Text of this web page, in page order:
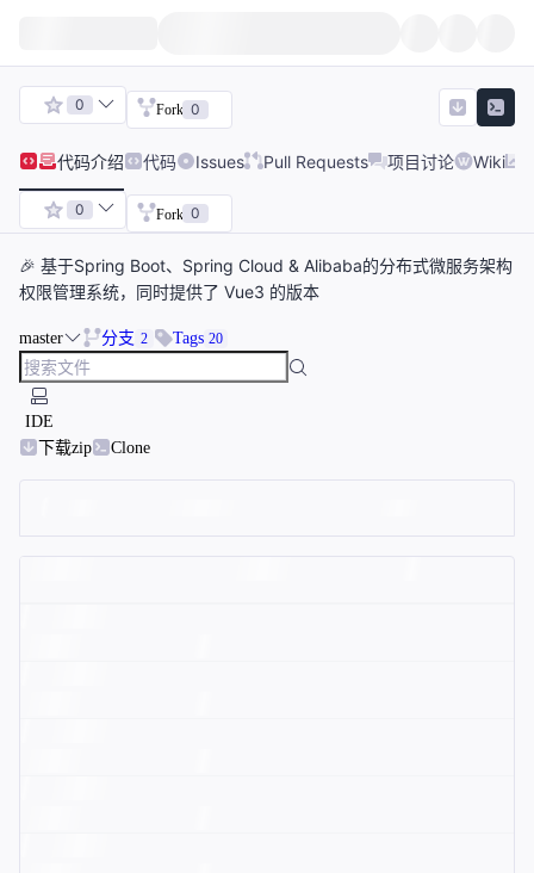
0 Fork 0
代码介绍 代码 Issues Pull Requests 项目讨论 Wiki
0 Fork 0
🎉 基于Spring Boot、Spring Cloud & Alibaba的分布式微服务架构
权限管理系统，同时提供了 Vue3 的版本
master 分支 2 Tags 20
IDE
下载zip
Clone